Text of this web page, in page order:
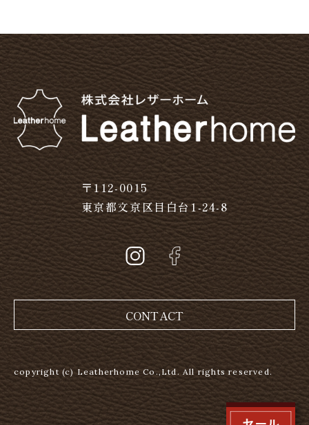
〒112-0015
東京都文京区目白台1-24-8
CONTACT
copyright (c) Leatherhome Co.,Ltd. All rights reserved.